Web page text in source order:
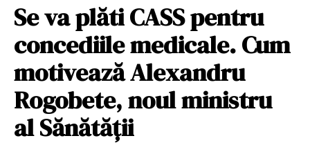
Se va plăti CASS pentru
concediile medicale. Cum
motivează Alexandru
Rogobete, noul ministru
al Sănătății